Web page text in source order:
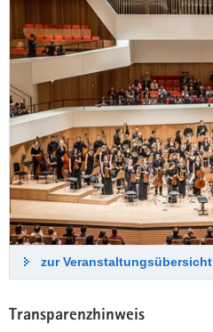
zur Veranstaltungsübersicht
Transparenzhinweis